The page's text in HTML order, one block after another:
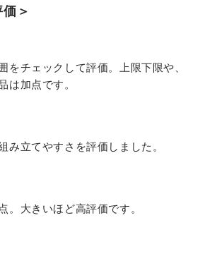
＞
をチェックして評価。上限下限や、
は加点です。
み立てやすさを評価しました。
。大きいほど高評価です。